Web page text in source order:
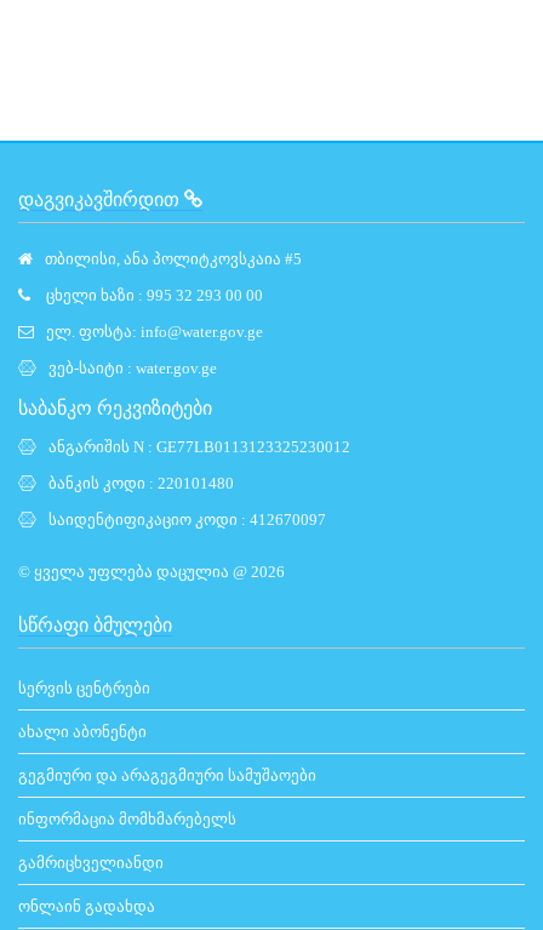
ᲓᲐᲒᲕᲘᲙᲐᲕᲨᲘᲠᲓᲘᲗ
თბილისი, ანა პოლიტკოვსკაია #5
ცხელი ხაზი : 995 32 293 00 00
ელ. ფოსტა: info@water.gov.ge
ვებ-საიტი : water.gov.ge
საბანკო რეკვიზიტები
ანგარიშის N : GE77LB0113123325230012
ბანკის კოდი : 220101480
საიდენტიფიკაციო კოდი : 412670097
© ყველა უფლება დაცულია @ 2026
ᲡᲬᲠᲐᲤᲘ ᲑᲛᲣᲚᲔᲑᲘ
სერვის ცენტრები
ახალი აბონენტი
გეგმიური და არაგეგმიური სამუშაოები
ინფორმაცია მომხმარებელს
გამრიცხველიანდი
ონლაინ გადახდა